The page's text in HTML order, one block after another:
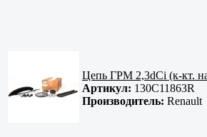
Цепь ГРМ 2,3dCi (к-кт.
Артикул: 130C11863R
Производитель: Renault